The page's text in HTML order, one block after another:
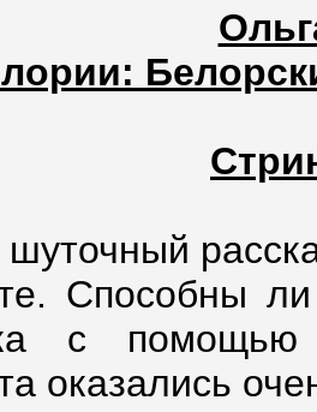
Способны
с помощью
оказались